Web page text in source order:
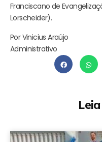
Franciscano de
Lorscheider).
Por Vinicius Araújo
Administrativo